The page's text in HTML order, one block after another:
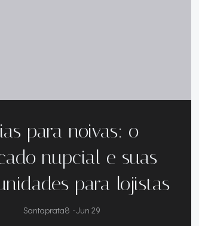
para noivas: o
nupcial e suas
para lojistas
Santaprata8 -Jun 29